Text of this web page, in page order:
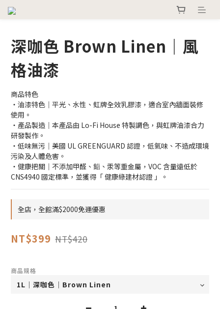
深咖色 Brown Linen｜風
格油漆
商品特色
・油漆特色｜平光、水性、虹牌全效乳膠漆，適合室內牆面裝修
使用。
・產品製造｜本產品由 Lo-Fi House 特製調色，與虹牌油漆合力
研發製作。
・低味無污｜美國 UL GREENGUARD 認證，低氣味、不造成環境
污染及人體危害。
・健康把關｜不添加甲醛、鉛、汞等重金屬，VOC 含量遠低於
CNS4940 國定標準，並獲得「 健康綠建材認證 」。
全店，全館滿$2000免運優惠
NT$399 NT$420
商品規格